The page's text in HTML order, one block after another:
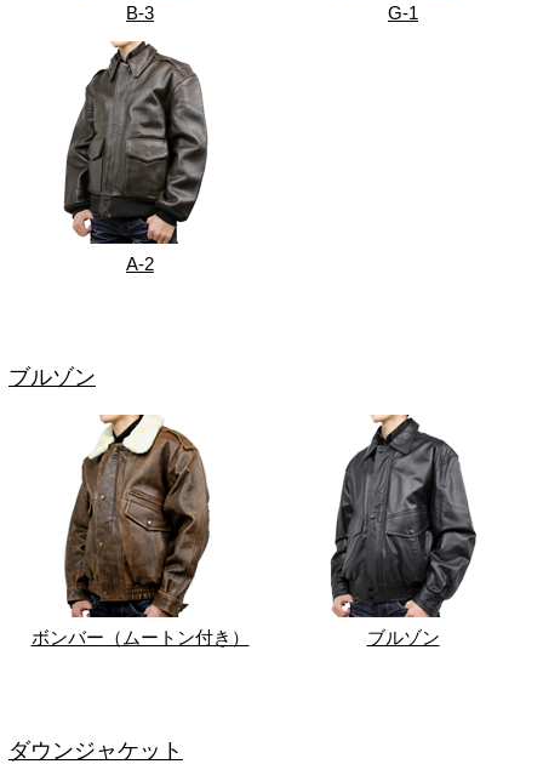
B-3 G-1
A-2
ブルゾン
ボンバー（ムートン付き） ブルゾン
ダウンジャケット